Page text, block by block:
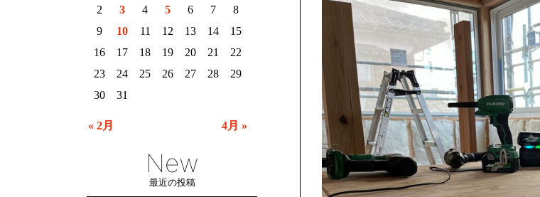
« 2月 4月 »
2
3 4 5 6 7
8
9
10 11 12 13 14
15
16
17 18 19 20 21
22
23
24 25 26 27 28
29
30
31
New
最近の投稿